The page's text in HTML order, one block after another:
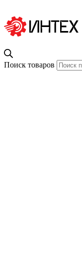
Поиск товаров